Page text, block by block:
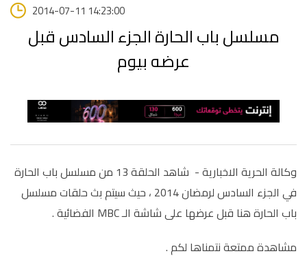
2014-07-11 14:23:00
مسلسل باب الحارة الجزء السادس قبل
عرضه بيوم
وكالة الحرية الاخبارية - شاهد الحلقة 13 من مسلسل باب الحارة
في الجزء السادس لرمضان 2014 ، حيث سيتم بث حلقات مسلسل
باب الحارة هنا قبل عرضها على شاشة الـ MBC الفضائية .
مشاهدة ممتعة نتمناها لكم .